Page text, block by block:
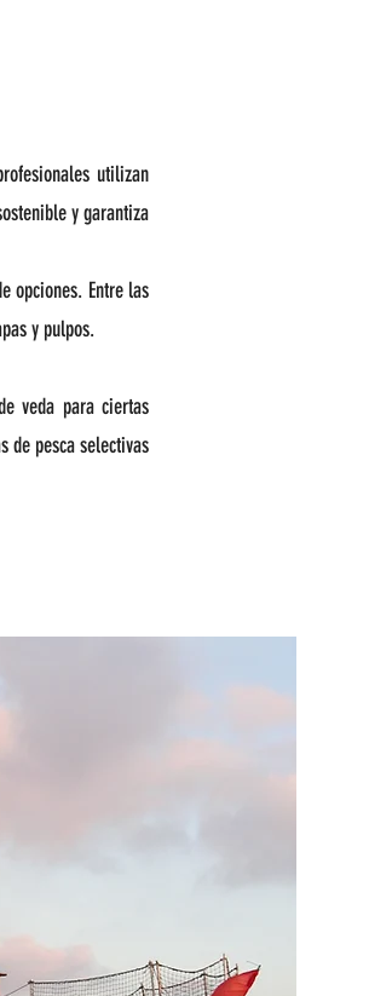
utilizan
y garantiza
opciones. Entre las
y pulpos.
veda para ciertas
de pesca selectivas